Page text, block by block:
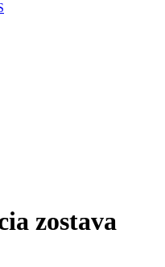
zostava